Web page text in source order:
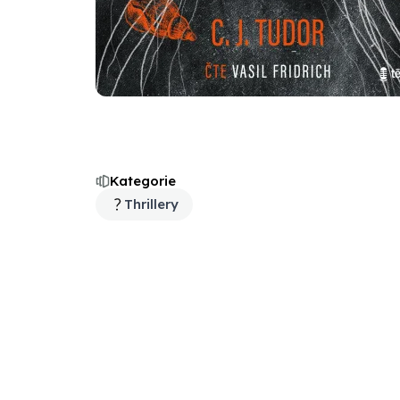
Kategorie
Thrillery